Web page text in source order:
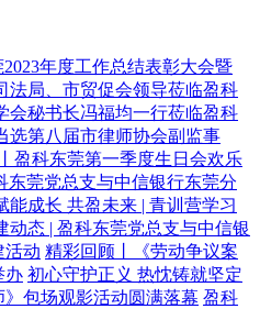
年度工作总结表彰大会暨
法局、市贸促会领导莅临盈科
会秘书长冯福均一行莅临盈科
选第八届市律师协会副监事
盈科东莞第一季度生日会欢乐
东莞党总支与中信银行东莞分
能成长 共盈未来 | 青训营学习
动态 | 盈科东莞党总支与中信银
活动 精彩回顾丨《劳动争议案
办 初心守护正义 热忱铸就坚定
》包场观影活动圆满落幕 盈科